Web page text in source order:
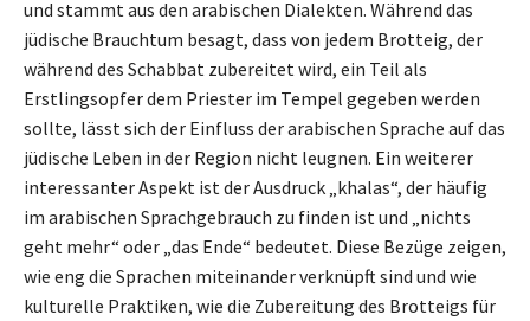
und stammt aus den arabischen Dialekten. Während das
jüdische Brauchtum besagt, dass von jedem Brotteig, der
während des Schabbat zubereitet wird, ein Teil als
Erstlingsopfer dem Priester im Tempel gegeben werden
sollte, lässt sich der Einfluss der arabischen Sprache auf das
jüdische Leben in der Region nicht leugnen. Ein weiterer
interessanter Aspekt ist der Ausdruck „khalas“, der häufig
im arabischen Sprachgebrauch zu finden ist und „nichts
geht mehr“ oder „das Ende“ bedeutet. Diese Bezüge zeigen,
wie eng die Sprachen miteinander verknüpft sind und wie
kulturelle Praktiken, wie die Zubereitung des Brotteigs für